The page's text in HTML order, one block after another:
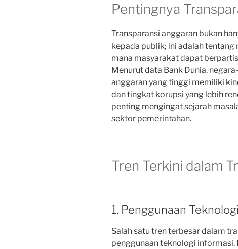
Pentingnya
Transparansi anggaran bukan
kepada publik; ini adalah
mana masyarakat dapat
Menurut data Bank Dunia,
anggaran yang tinggi memiliki
dan tingkat korupsi yang lebih
penting mengingat sejarah
sektor pemerintahan.
Tren Terkini dalam
1. Penggunaan
Salah satu tren terbesar dalam
penggunaan teknologi